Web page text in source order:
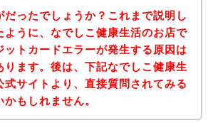
だったでしょうか？これまで説明し
ように、なでしこ健康生活のお店で
ットカードエラーが発生する原因は
ります。後は、下記なでしこ健康生
式サイトより、直接質問されてみる
かもしれません。